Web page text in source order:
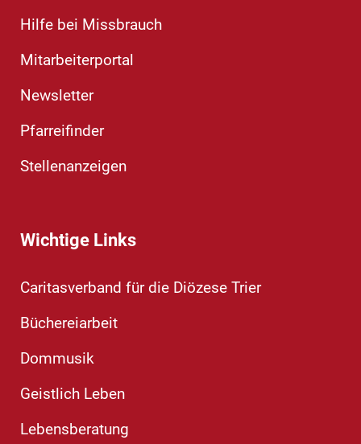
Hilfe bei Missbrauch
Mitarbeiterportal
Newsletter
Pfarreifinder
Stellenanzeigen
Wichtige Links
Caritasverband für die Diözese Trier
Büchereiarbeit
Dommusik
Geistlich Leben
Lebensberatung